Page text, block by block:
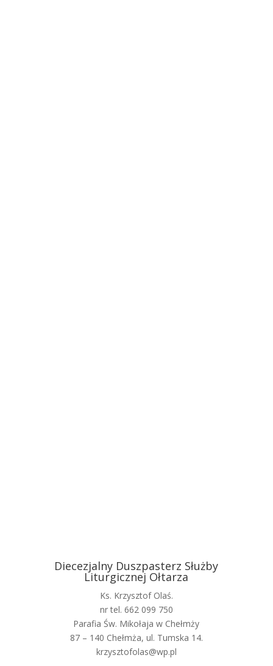
Diecezjalny Duszpasterz Służby
Liturgicznej Ołtarza
Ks. Krzysztof Olaś.
nr tel. 662 099 750
Parafia Św. Mikołaja w Chełmży
87 – 140 Chełmża, ul. Tumska 14.
krzysztofolas@wp.pl